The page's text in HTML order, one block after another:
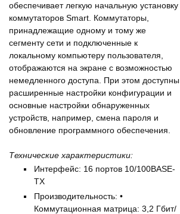
обеспечивает легкую начальную установку
коммутаторов Smart. Коммутаторы,
принадлежащие одному и тому же
сегменту сети и подключенные к
локальному компьютеру пользователя,
отображаются на экране с возможностью
немедленного доступа. При этом доступны
расширенные настройки конфигурации и
основные настройки обнаруженных
устройств, например, смена пароля и
обновление программного обеспечения.
Технические характеристики:
Интерфейс: 16 портов 10/100BASE-
TX
Производительность: •
Коммутационная матрица: 3,2 Гбит/